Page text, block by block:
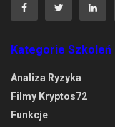
Kategorie Szkoleń
Analiza Ryzyka
Filmy Kryptos72
Funkcje